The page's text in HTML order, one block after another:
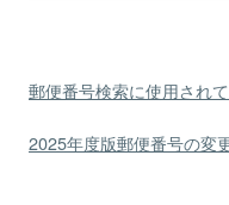
郵便番号検索に使用され
2025年度版郵便番号の変